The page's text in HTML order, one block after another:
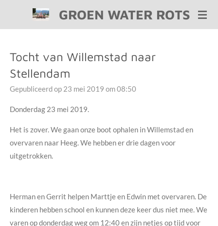
hoofdinhoud
GROEN WATER ROTS
Tocht van Willemstad naar
Stellendam
Gepubliceerd op 23 mei 2019 om 08:50
Donderdag 23 mei 2019.
Het is zover. We gaan onze boot ophalen in Willemstad en
overvaren naar Heeg. We hebben er drie dagen voor
uitgetrokken.
Herman en Gerrit helpen Marttje en Edwin met overvaren. De
kinderen hebben school en kunnen deze keer dus niet mee. We
varen op donderdag weg om 12:40 en zijn netjes op tijd voor